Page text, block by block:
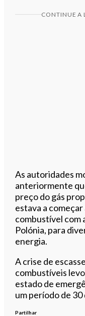
CONTINUE A
As autoridades
anteriormente
preço do gás
estava a
combustível com
Polónia, para
energia.
A crise de
combustíveis
estado de
um período de 30
Partilhar